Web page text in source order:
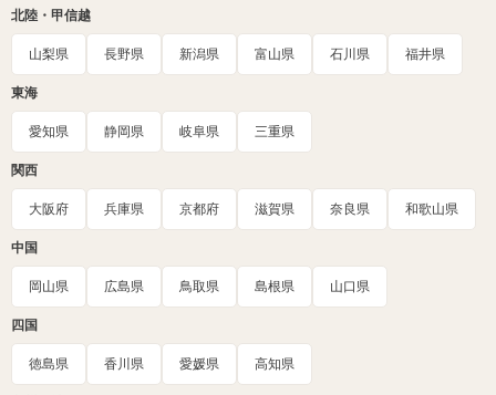
北陸・甲信越
山梨県 長野県 新潟県 富山県 石川県 福井県
東海
愛知県 静岡県 岐阜県 三重県
関西
大阪府 兵庫県 京都府 滋賀県 奈良県 和歌山県
中国
岡山県 広島県 鳥取県 島根県 山口県
四国
徳島県 香川県 愛媛県 高知県